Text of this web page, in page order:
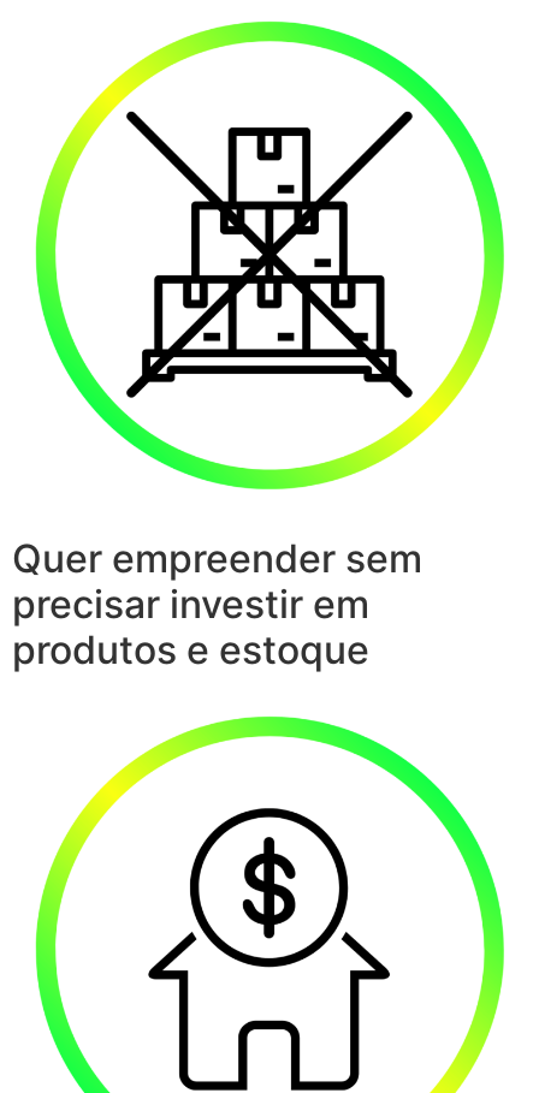
Quer empreender sem
precisar investir em
produtos e estoque